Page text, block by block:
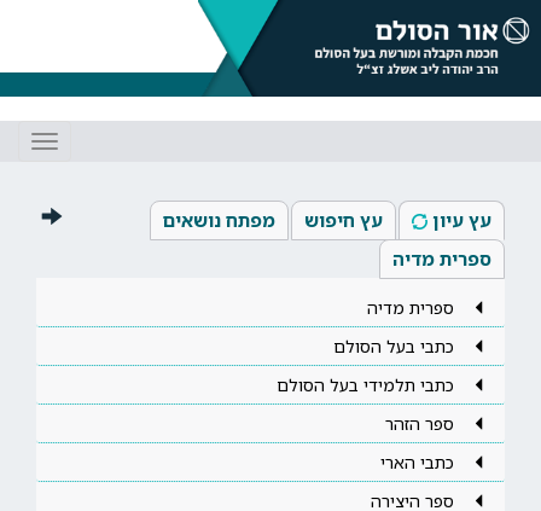
עץ עיון עץ חיפוש
מפתח נושאים
ספרית מדיה
ספרית מדיה
כתבי בעל הסולם
כתבי תלמידי בעל הסולם
ספר הזהר
כתבי הארי
ספר היצירה